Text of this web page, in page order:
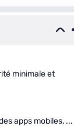
minimale et
apps mobiles, ...